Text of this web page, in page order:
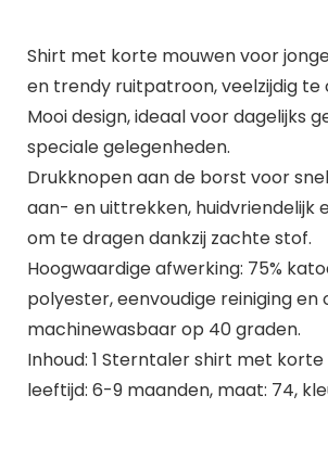
Shirt met korte mouwen voor
en trendy ruitpatroon, veelzijdig
Mooi design, ideaal voor dagelijks
speciale gelegenheden.
Drukknopen aan de borst voor
aan- en uittrekken, huidvriendelijk
om te dragen dankzij zachte stof.
Hoogwaardige afwerking: 75%
polyester, eenvoudige reiniging en
machinewasbaar op 40 graden.
Inhoud: 1 Sterntaler shirt met korte
leeftijd: 6-9 maanden, maat: 74,